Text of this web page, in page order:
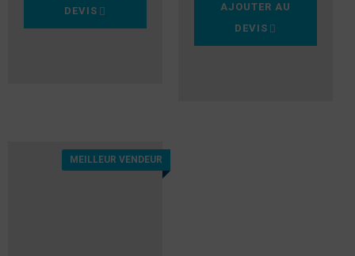
DEVIS
AJOUTER AU
DEVIS
MEILLEUR VENDEUR